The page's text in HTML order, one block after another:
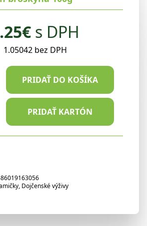
€ s DPH
1.05042 bez DPH
PRIDAŤ DO KOŠÍKA
PRIDAŤ KARTÓN
, Dojčenské výživy